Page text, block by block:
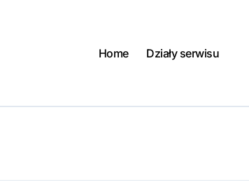
Home Działy serwisu